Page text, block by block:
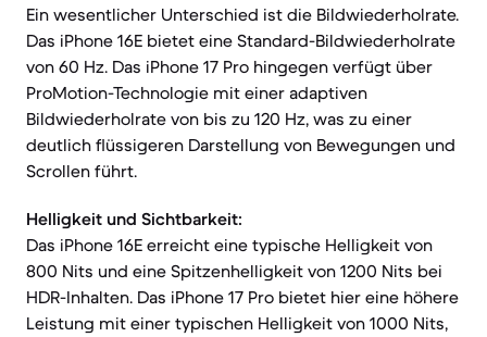
Ein wesentlicher Unterschied ist die Bildwiederholrate.
Das iPhone 16E bietet eine Standard-Bildwiederholrate
von 60 Hz. Das iPhone 17 Pro hingegen verfügt über
ProMotion-Technologie mit einer adaptiven
Bildwiederholrate von bis zu 120 Hz, was zu einer
deutlich flüssigeren Darstellung von Bewegungen und
Scrollen führt.
Helligkeit und Sichtbarkeit:
Das iPhone 16E erreicht eine typische Helligkeit von
800 Nits und eine Spitzenhelligkeit von 1200 Nits bei
HDR-Inhalten. Das iPhone 17 Pro bietet hier eine höhere
Leistung mit einer typischen Helligkeit von 1000 Nits,